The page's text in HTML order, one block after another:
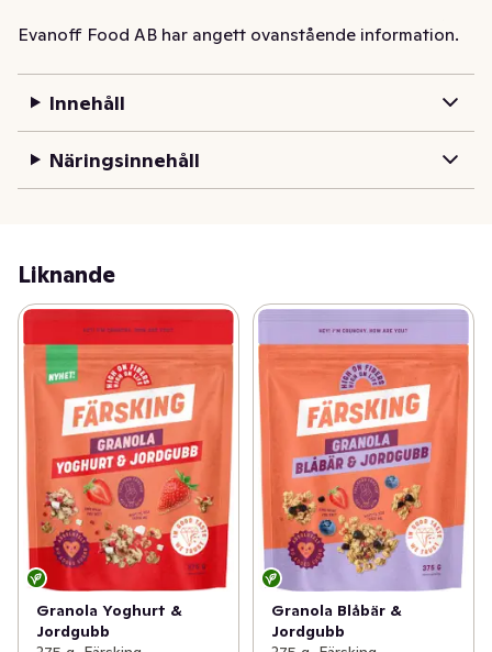
Färsking Granola ger en crunchy och smakrik start på
högt fiberinnehåll, fullkorn, omättade fetter och
naturligt förekommande mineraler och vitaminer.
Evanoff Food AB har angett ovanstående information.
Innehåll
Näringsinnehåll
Liknande
Granola Yoghurt &
Jordgubb
Granola Blåbär &
Jordgubb